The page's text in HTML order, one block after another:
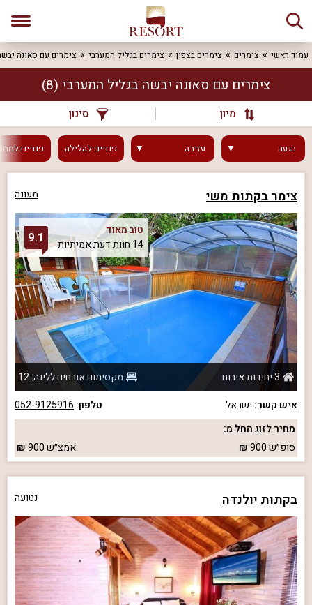
עמוד ראשי צימרים צימרים בצפון צימרים בגליל המערבי צימרים עם סאונה
צימרים עם סאונה יבשה בגליל המערבי (8)
מיון סינון
הגעה עזיבה פנוייםלהלילה פנויים
צימר בקתות משי מעונה
טוב מאוד
14 חוות דעת אמיתיות
9.1
3 יחידות אירוח
מקסימום אורחים ללינה: 12
איש קשר: ישראל טלפון: 052-9125916
מחיר לזוג החל מ:
סופ״ש900 אמצ״ש900
בקתות יולנדה נטועה